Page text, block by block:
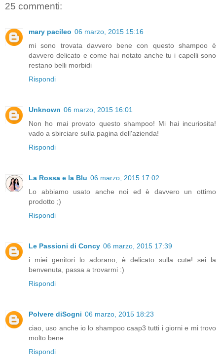
25 commenti:
mary pacileo 06 marzo, 2015 15:16
mi sono trovata davvero bene con questo shampoo è
davvero delicato e come hai notato anche tu i capelli sono
restano belli morbidi
Rispondi
Unknown 06 marzo, 2015 16:01
Non ho mai provato questo shampoo! Mi hai incuriosita!
vado a sbirciare sulla pagina dell'azienda!
Rispondi
La Rossa e la Blu 06 marzo, 2015 17:02
Lo abbiamo usato anche noi ed è davvero un ottimo
prodotto ;)
Rispondi
Le Passioni di Concy 06 marzo, 2015 17:39
i miei genitori lo adorano, è delicato sulla cute! sei la
benvenuta, passa a trovarmi :)
Rispondi
Polvere diSogni 06 marzo, 2015 18:23
ciao, uso anche io lo shampoo caap3 tutti i giorni e mi trovo
molto bene
Rispondi